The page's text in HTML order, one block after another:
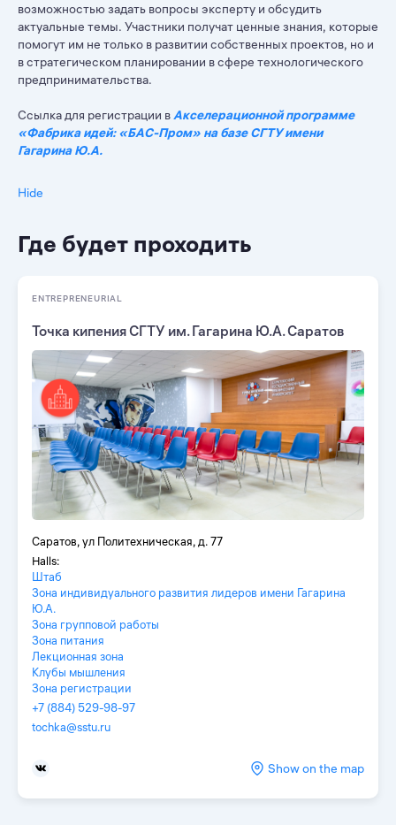
возможностью задать вопросы эксперту и обсудить
актуальные темы. Участники получат ценные знания, которые
помогут им не только в развитии собственных проектов, но и
в стратегическом планировании в сфере технологического
предпринимательства.
Ссылка для регистрации вАкселерационной программе
«Фабрика идей: «БАС-Пром» на базе СГТУ имени
Гагарина Ю.А.
Hide
Где будет проходить
ENTREPRENEURIAL
Точка кипения СГТУ им. Гагарина Ю.А. Саратов
Саратов, ул Политехническая, д. 77
Halls:
Штаб
Зона индивидуального развития лидеров имени Гагарина
Ю.А.
Зона групповой работы
Зона питания
Лекционная зона
Клубы мышления
Зона регистрации
+7 (884) 529-98-97
tochka@sstu.ru
Show on the map